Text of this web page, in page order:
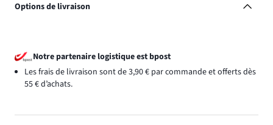
Options de livraison
Notre partenaire logistique est bpost
Les frais de livraison sont de 3,90 € par commande et offerts dès
55 € d’achats.